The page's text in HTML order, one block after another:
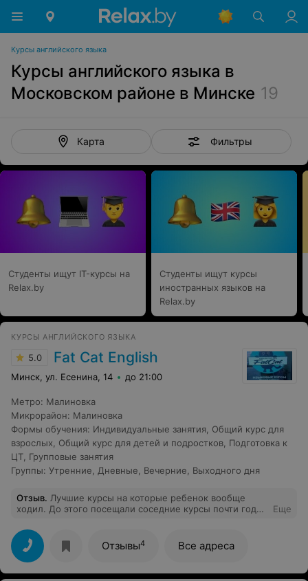
Курсы английского языка
Курсы английского языка в
Московском районе в Минске 19
Карта Фильтры
Студенты ищут IT-курсы на
Relax.by
Студенты ищут курсы
иностранных языков на
Relax.by
КУРСЫ АНГЛИЙСКОГО ЯЗЫКА
5.0 Fat Cat English
Минск, ул. Есенина, 14 до 21:00
Метро: Малиновка
Микрорайон: Малиновка
Формы обучения: Индивидуальные занятия Общий курс для
взрослых
Общий курс для детей и подростков Подготовка к
ЦТ Групповые занятия
Группы: Утренние Дневные Вечерние Выходного дня
Отзыв. Лучшие курсы на которые ребенок вообще
ходил. До этого посещали соседние курсы почти год
начал самостоятельно читать. Группы не большие
всего 4-8 человек! Педагоги сразу чувствуется
профессионалы своего дела! Есть отработки
пропущенных занятий. Современный ремонт и
стильная мебель. Домашнее задание выполняем
Еще
Отзывы4 Все адреса